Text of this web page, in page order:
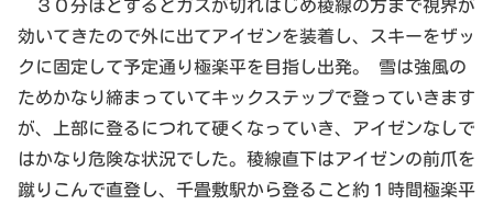
３０分ほどするとガスが切れはじめ稜線の方まで視界が
効いてきたので外に出てアイゼンを装着し、スキーをザッ
クに固定して予定通り極楽平を目指し出発。 雪は強風の
ためかなり締まっていてキックステップで登っていきます
が、上部に登るにつれて硬くなっていき、アイゼンなしで
はかなり危険な状況でした。稜線直下はアイゼンの前爪を
蹴りこんで直登し、千畳敷駅から登ること約１時間極楽平